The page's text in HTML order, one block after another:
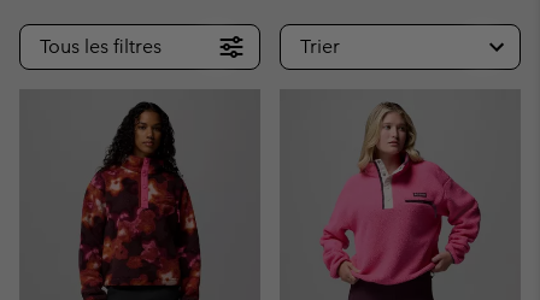
Tous les filtres Trier